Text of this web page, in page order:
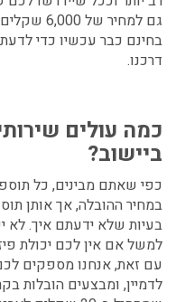
גם
בחינם כבר עכשיו כדי
דרכנו.
כמה עולים
ביישוב?
כפי שאתם מבינים, כל
במחיר ההובלה, אך אותן
בעיות שלא ידעתם איך. לא
למשל אם אין לכם יכולת
עם זאת, אנחנו מספקים
לדמיין, ומבצעים הובלות